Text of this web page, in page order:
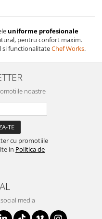
uniforme profesionale
pentru confort maxim.
si functionalitateChef Works.
noastre
cu promotiile
in Politica de
media